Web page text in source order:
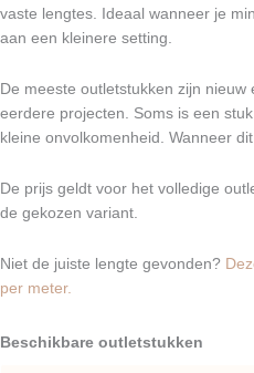
vaste lengtes. Ideaal wanneer je
aan een kleinere setting.
De meeste outletstukken zijn
eerdere projecten. Soms is een
kleine onvolkomenheid. Wanneer
De prijs geldt voor het volledige
de gekozen variant.
Niet de juiste lengte gevonden?
per meter.
Beschikbare outletstukken
Outlet